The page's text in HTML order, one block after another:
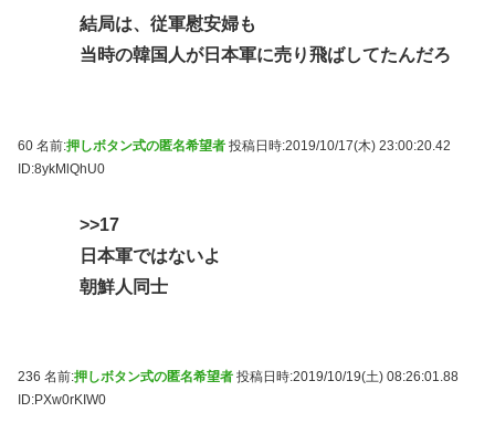
結局は、従軍慰安婦も
当時の韓国人が日本軍に売り飛ばしてたんだろ
60 名前:押しボタン式の匿名希望者 投稿日時:2019/10/17(木) 23:00:20.42
ID:8ykMlQhU0
>>17
日本軍ではないよ
朝鮮人同士
236 名前:押しボタン式の匿名希望者 投稿日時:2019/10/19(土) 08:26:01.88
ID:PXw0rKIW0